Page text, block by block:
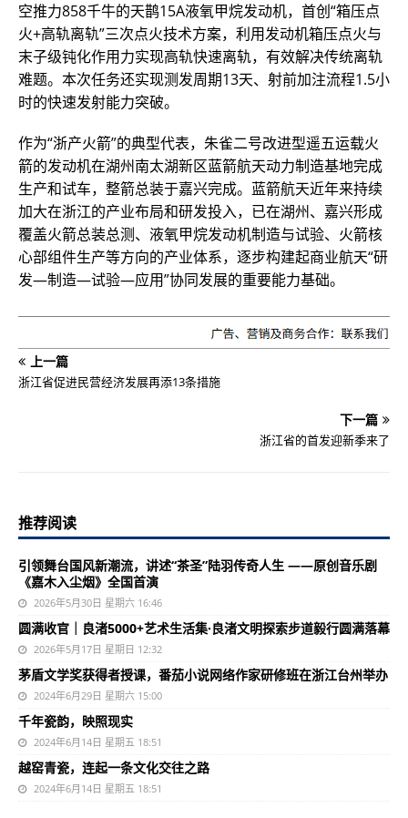
空推力858千牛的天鹊15A液氧甲烷发动机，首创“箱压点
火+高轨离轨”三次点火技术方案，利用发动机箱压点火与
末子级钝化作用力实现高轨快速离轨，有效解决传统离轨
难题。本次任务还实现测发周期13天、射前加注流程1.5小
时的快速发射能力突破。
作为“浙产火箭”的典型代表，朱雀二号改进型遥五运载火
箭的发动机在湖州南太湖新区蓝箭航天动力制造基地完成
生产和试车，整箭总装于嘉兴完成。蓝箭航天近年来持续
加大在浙江的产业布局和研发投入，已在湖州、嘉兴形成
覆盖火箭总装总测、液氧甲烷发动机制造与试验、火箭核
心部组件生产等方向的产业体系，逐步构建起商业航天“研
发—制造—试验—应用”协同发展的重要能力基础。
上一篇
浙江省促进民营经济发展再添13条措施
下一篇
浙江省的首发迎新季来了
推荐阅读
引领舞台国风新潮流，讲述“茶圣”陆羽传奇人生 ——原创音乐剧
《嘉木入尘烟》全国首演
2026年5月30日 星期六 16:46
圆满收官｜良渚5000+艺术生活集·良渚文明探索步道毅行圆满落幕
2026年5月17日 星期日 12:32
茅盾文学奖获得者授课，番茄小说网络作家研修班在浙江台州举办
2024年6月29日 星期六 15:00
千年瓷韵，映照现实
2024年6月14日 星期五 18:51
越窑青瓷，连起一条文化交往之路
2024年6月14日 星期五 18:51